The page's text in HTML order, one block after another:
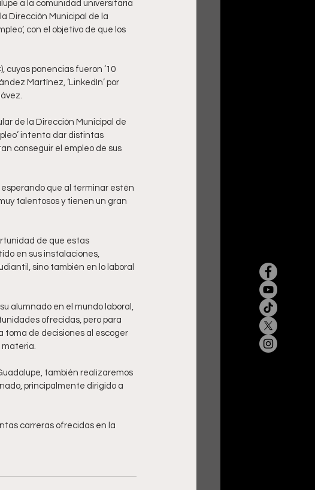
a la comunidad universitaria
Dirección Municipal de la
con el objetivo de que los
cuyas ponencias fueron ’10
Martínez, ‘LinkedIn’ por
de la Dirección Municipal de
intenta dar distintas
conseguir el empleo de sus
que al terminar estén
talentosos y tienen un gran
de que estas
en sus instalaciones,
sino también en lo laboral
alumnado en el mundo laboral,
ofrecidas, pero para
toma de decisiones al escoger
materia.
también realizaremos
principalmente dirigido a
carreras ofrecidas en la